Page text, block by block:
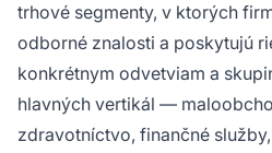
trhové segmenty, v ktorých
odborné znalosti a poskytujú
konkrétnym odvetviam a
hlavných vertikál —
zdravotníctvo, finančné